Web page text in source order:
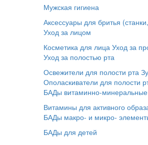
Мужская гигиена
Аксессуары для бритья
Уход за лицом
Косметика для лица Уход за
Уход за полостью рта
Освежители для полости рта
Ополаскиватели для полости
БАДы витаминно-
Витамины для активного
БАДы макро- и микро-
БАДы для детей